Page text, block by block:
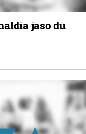
jaso du